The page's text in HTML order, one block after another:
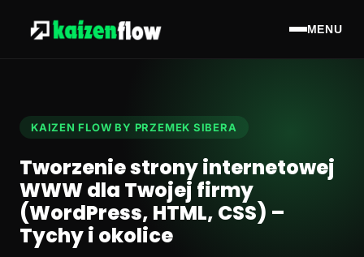
MENU
KAIZEN FLOW BY PRZEMEK SIBERA
Tworzenie strony internetowej
WWW dla Twojej firmy
(WordPress, HTML, CSS) –
Tychy i okolice